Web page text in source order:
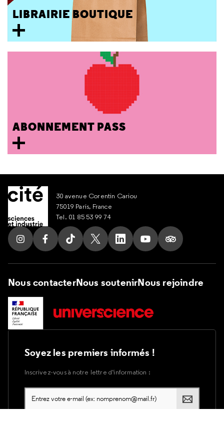
LIBRAIRIE BOUTIQUE
ABONNEMENT PASS
30 avenue Corentin Cariou
75019 Paris, France
Tel. 01 85 53 99 74
Suivez nous sur Instagram
Suivez nous sur Facebook
Suivez nous sur Tik Tok
Suivez nous sur X
Suivez nous sur LinkedIn
Suivez nous sur
Suivez nous
Nous contacterNous soutenirNous rejoindre
Soyez les premiers informés !
Inscrivez-vous à notre lettre d’information :